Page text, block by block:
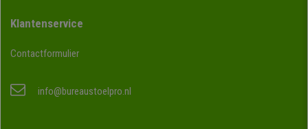
Klantenservice
Contactformulier
info@bureaustoelpro.nl